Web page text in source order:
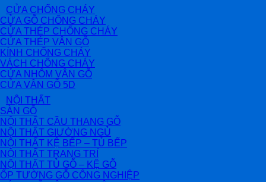
CỬA CHỐNG CHÁY
CỬA GỖ CHỐNG CHÁY
CỬA THÉP CHỐNG CHÁY
CỬA THÉP VÂN GỖ
KÍNH CHỐNG CHÁY
VÁCH CHỐNG CHÁY
CỬA NHÔM VÂN GỖ
CỬA VÂN GỖ 5D
NỘI THẤT
SÀN GỖ
NỘI THẤT CẦU THANG GỖ
NỘI THẤT GIƯỜNG NGỦ
NỘI THẤT KỆ BẾP – TỦ BẾP
NỘI THẤT TRANG TRÍ
NỘI THẤT TỦ GỖ – KỆ GỖ
ỐP TƯỜNG GỖ CÔNG NGHIỆP